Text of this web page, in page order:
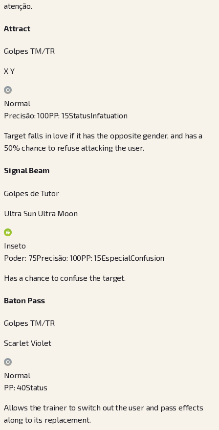
atenção.
Attract
Golpes TM/TR
X Y
Normal
Precisão:100PP:15StatusInfatuation
Target falls in love if it has the opposite gender, and has a
50% chance to refuse attacking the user.
Signal Beam
Golpes de Tutor
Ultra Sun Ultra Moon
Inseto
Poder: 75Precisão: 100PP:15EspecialConfusion
Has a chance to confuse the target.
Baton Pass
Golpes TM/TR
Scarlet Violet
Normal
PP: 40Status
Allows the trainer to switch out the user and pass effects
along to its replacement.